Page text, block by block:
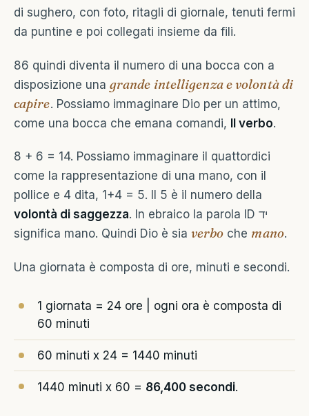
di sughero, con foto, ritagli di giornale, tenuti fermi
da puntine e poi collegati insieme da fili.
86 quindi diventa il numero di una bocca con a
disposizione una grande intelligenza e volontà di
capire. Possiamo immaginare Dio per un attimo,
come una bocca che emana comandi, Il verbo.
8 + 6 = 14. Possiamo immaginare il quattordici
come la rappresentazione di una mano, con il
pollice e 4 dita, 1+4 = 5. Il 5 è il numero della
volontà di saggezza. In ebraico la parola ID יד
significa mano. Quindi Dio è sia verbo che mano.
Una giornata è composta di ore, minuti e secondi.
1 giornata = 24 ore | ogni ora è composta di
60 minuti
60 minuti x 24 = 1440 minuti
1440 minuti x 60 = 86,400 secondi.